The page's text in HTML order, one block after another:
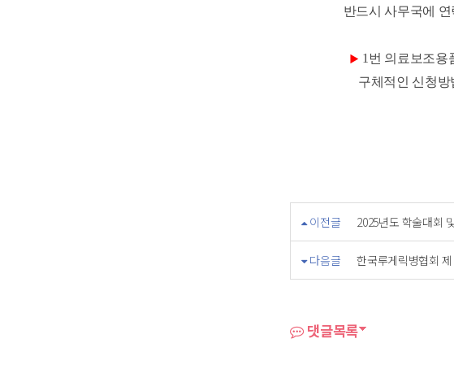
반드시 사무국에 연락
▶ 1 번 의료보조용
구체적인 신청방
이전글 2025년도 학술대회
다음글 한국루게릭병협회
댓글목록